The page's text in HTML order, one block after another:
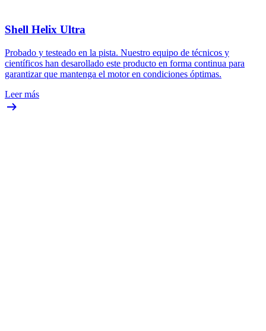
Shell Helix Ultra
Probado y testeado en la pista. Nuestro equipo de técnicos y
científicos han desarollado este producto en forma continua para
garantizar que mantenga el motor en condiciones óptimas.
Leer más